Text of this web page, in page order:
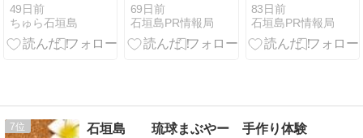
青の洞窟が
「がっかり」
と言われる5
49日前
ちゅら石垣島
イド｜バス・
駐車場・お土
産・展望デッ
69日前
石垣島PR情報局
ーミナル」完
全ガイド｜フ
ェリー予約・
83日前
石垣島PR情報局
7 石垣島 琉球まぶやー 手作り体験